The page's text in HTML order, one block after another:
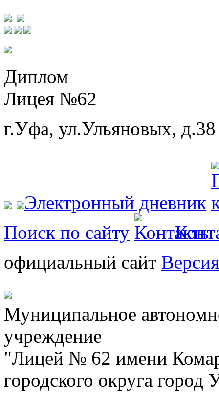
Диплом
Лицея №62
г.Уфа, ул.Ульяновых, д.38
Электронный дневник
Поиск по сайту
официальный сайт
Муниципальное
учреждение
"Лицей № 62 имени
городского округа